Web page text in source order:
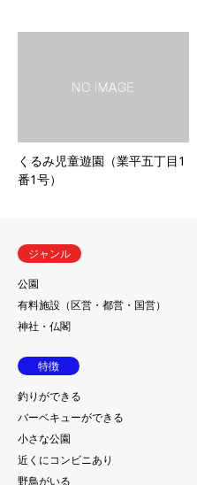
くるみ児童遊園（業平五丁目1
番1号）
ジャンル
公園
有料施設（区営・都営・国営）
神社・仏閣
特徴
釣りができる
バーベキューができる
小さな公園
近くにコンビニあり
野鳥がいる